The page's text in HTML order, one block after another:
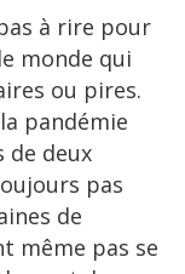
à rire pour
monde qui
ou pires.
pandémie
de deux
pas
de
même pas se